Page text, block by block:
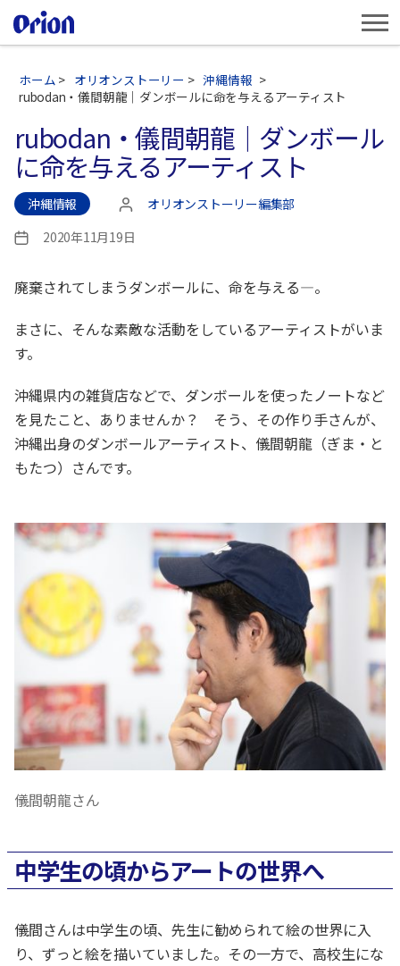
ホーム > オリオンストーリー > 沖縄情報 >
rubodan・儀間朝龍｜ダンボールに命を与えるアーティスト
rubodan・儀間朝龍｜ダンボール
に命を与えるアーティスト
沖縄情報
投
者
オリオンストーリー編集部
投
2020年11月19日
廃棄されてしまうダンボールに、命を与える—。
まさに、そんな素敵な活動をしているアーティストがいま
す。
沖縄県内の雑貨店などで、ダンボールを使ったノートなど
を見たこと、ありませんか？ そう、その作り手さんが、
沖縄出身のダンボールアーティスト、儀間朝龍（ぎま・と
もたつ）さんです。
儀間朝龍さん
中学生の頃からアートの世界へ
儀間さんは中学生の頃、先生に勧められて絵の世界に入
り、ずっと絵を描いていました。その一方で、高校生にな